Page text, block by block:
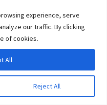
experience, serve
our traffic. By clicking
of cookies.
Reject All
All